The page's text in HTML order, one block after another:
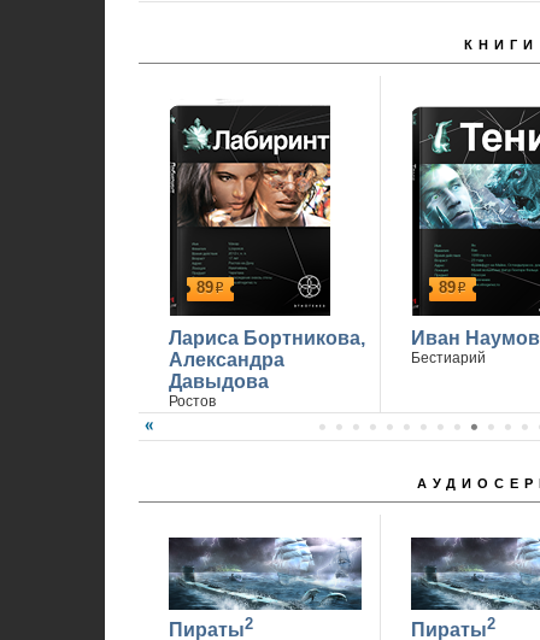
КНИГИ
89р
Лариса Бортникова,
Александра
Давыдова
Ростов
89р
Иван Наумов
Бестиарий
Пираты2 Пираты2